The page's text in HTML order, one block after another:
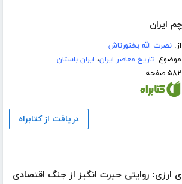
ایران
از:نصرت الله بختورتاش
موضوع:تاریخ معاصر ایران، ایران باستان
۵۸۲ صفحه
دریافت از کتابراه
ارزی: روایتی حیرت انگیز از جنگ اقتصادی